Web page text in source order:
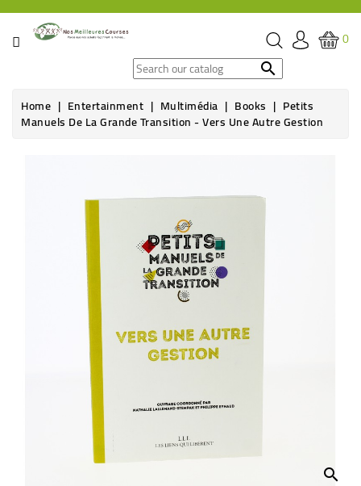
CATEGORY
GROCERY
ENTERTAINMENT
0

Home Entertainment Multimédia Books Petits
Manuels De La Grande Transition - Vers Une Autre Gestion
search